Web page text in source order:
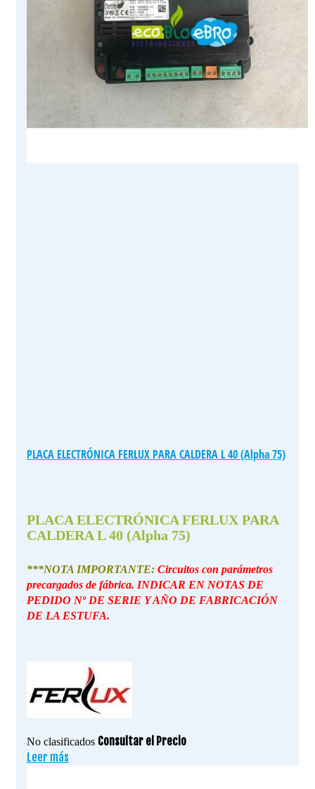
PLACA ELECTRÓNICA FERLUX PARA CALDERA L 40 (Alpha 75)
PLACA ELECTRÓNICA FERLUX PARA
CALDERA L 40 (Alpha 75)
***NOTA IMPORTANTE: Circuitos con parámetros
precargados de fábrica. INDICAR EN NOTAS DE
PEDIDO Nº DE SERIE Y AÑO DE FABRICACIÓN
DE LA ESTUFA.
No clasificados Consultar el Precio
Leer más